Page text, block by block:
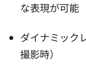
な表現が可能
ダイナミック
撮影時）